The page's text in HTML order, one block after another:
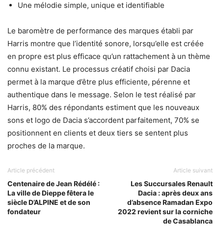
Une mélodie simple, unique et identifiable
Le baromètre de performance des marques établi par
Harris montre que l’identité sonore, lorsqu’elle est créée
en propre est plus efficace qu’un rattachement à un thème
connu existant. Le processus créatif choisi par Dacia
permet à la marque d’être plus efficiente, pérenne et
authentique dans le message. Selon le test réalisé par
Harris, 80% des répondants estiment que les nouveaux
sons et logo de Dacia s’accordent parfaitement, 70% se
positionnent en clients et deux tiers se sentent plus
proches de la marque.
Article précédent
Centenaire de Jean Rédélé :
La ville de Dieppe fêtera le
siècle D’ALPINE et de son
fondateur
Article suivant
Les Succursales Renault
Dacia : après deux ans
d’absence Ramadan Expo
2022 revient sur la corniche
de Casablanca